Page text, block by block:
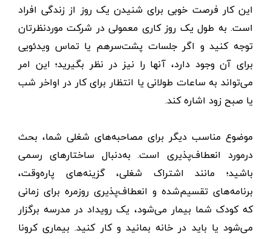
این کار فرصت خوبی برای شنیدن یک روز از زندگی افراد
است. به طول یک روز کاری معمولی در شرکت موردنظرتان
توجه کنید و اگر جلسات پشت‌سر‌هم یا تماس ویدئویی
برای آن وجود دارد، آنها را نیز در نظر بگیرید؛ این امر
می‌تواند به ساعات طولانی یا انتظار برای کار در اواخر شب
یا صبح زود اشاره کند.
موضوع مناسب دیگر برای مصاحبه‌های شغلی شما، بحث
درمورد انعطاف‌پذیری است. به‌دنبال ساختارهای رسمی
باشید؛ مانند اشتراک شغلی، گزینه‌های پاره‌وقت،
برنامه‌های تقسیم‌شده و انعطاف‌پذیری روزمره برای زمانی
که کودک شما بیمار می‌شود، یک رویداد در مدرسه برگزار
می‌شود یا باید در خانه بمانید و کار کنید. بیماری کرونا